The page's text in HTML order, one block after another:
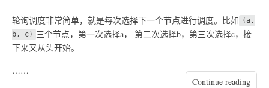
轮询调度非常简单，就是每次选择下一个节点进行调度。比如 {a,
b, c} 三个节点，第一次选择a， 第二次选择b，第三次选择c，接
下来又从头开始。
……
Continue reading